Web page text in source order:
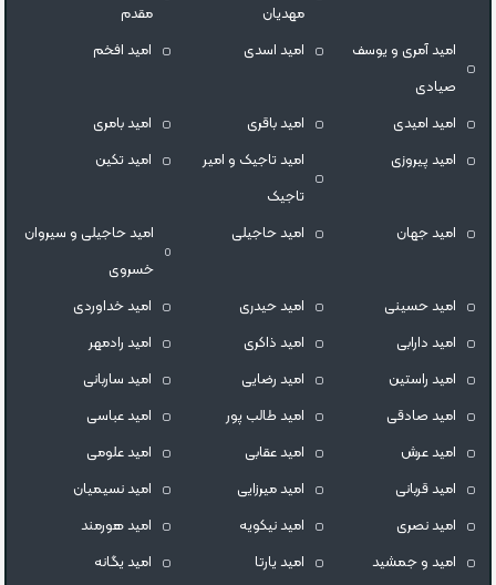
مهدیان
مقدم
امید آمری و یوسف
صیادی
امید اسدی امید افخم
امید امیدی امید باقری
امید بامری
امید پیروزی
امید تاجیک و امیر
تاجیک
امید تکین
امید جهان امید حاجیلی
امید حاجیلی و سیروان
خسروی
امید حسینی
امید حیدری
امید خداوردی
امید دارابی
امید ذاکری
امید رادمهر
امید راستین
امید رضایی
امید ساربانی
امید صادقی
امید طالب پور
امید عباسی
امید عرش
امید عقابی
امید علومی
امید قربانی
امید میرزایی
امید نسیمیان
امید نصری
امید نیکویه
امید هورمند
امید و جمشید
امید یارتا امید یگانه